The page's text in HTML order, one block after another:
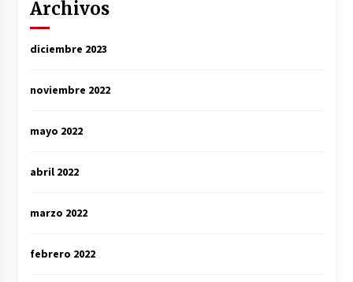
Archivos
diciembre 2023
noviembre 2022
mayo 2022
abril 2022
marzo 2022
febrero 2022